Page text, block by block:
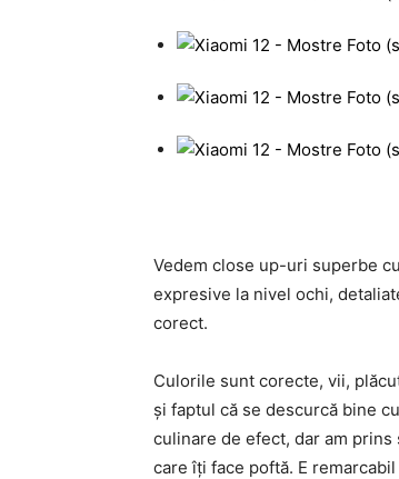
Vedem close up-uri superbe
expresive la nivel ochi,
corect.
Culorile sunt corecte, vii,
şi faptul că se descurcă bine
culinare de efect, dar am
care îţi face poftă. E